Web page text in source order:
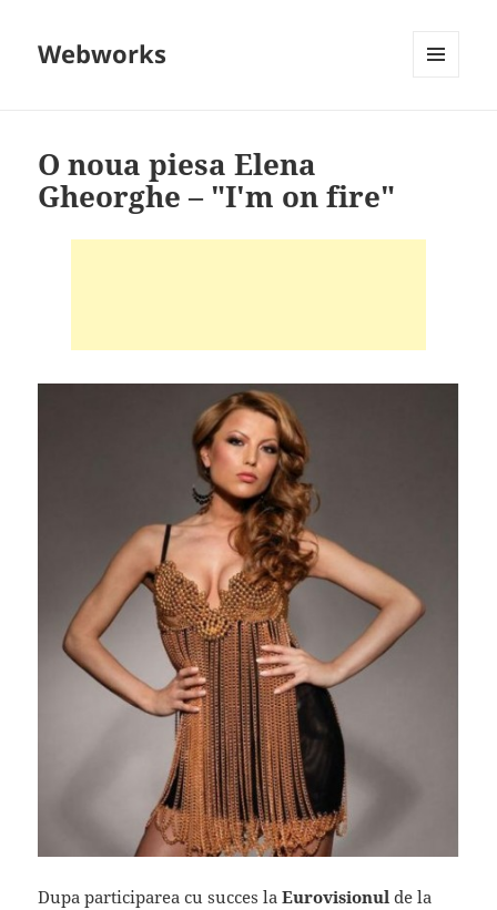
Webworks
O noua piesa Elena
Gheorghe – "I'm on fire"
Dupa participarea cu succes laEurovisionul de la